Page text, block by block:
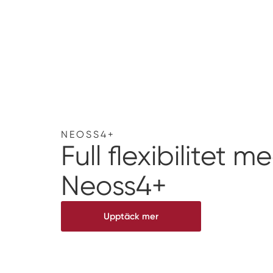
NEOSS4+
Full flexibilitet
Neoss4+
Upptäck mer